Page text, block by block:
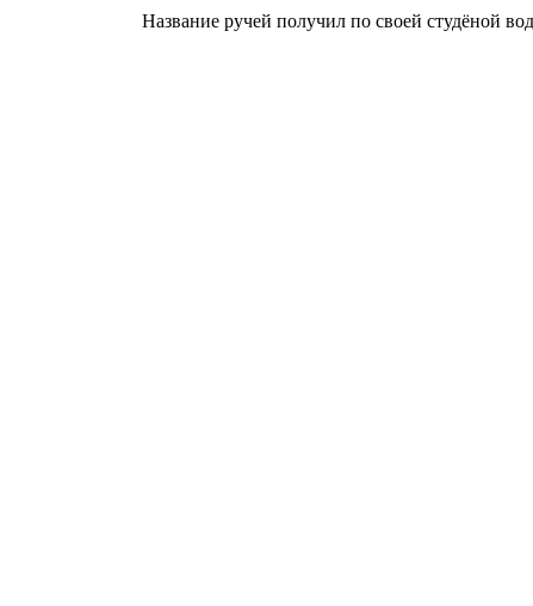
Название ручей получил по своей студёной